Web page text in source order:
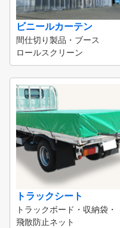
ビニールカーテン
間仕切り製品・ブース
ロールスクリーン
トラックシート
トラックボード・収納袋・
飛散防止ネット